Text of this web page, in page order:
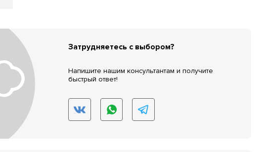
Затрудняетесь с выбором?
Напишите нашим консультантам и получите
быстрый ответ!